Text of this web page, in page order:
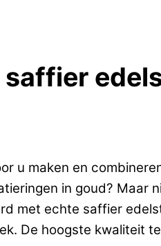
u maken en
in goud? Maar
met echte saffier
De hoogste kwaliteit